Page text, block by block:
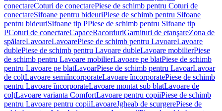
conectareCoturi de conectarePiese de schimb pentru Coturi de
conectareSifoane pentru bideuriPiese de schimb pentru Sifoane
pentru bideuriSifoane tip PPiese de schimb pentru Sifoane tip
PCoturi de conectareCapaceRacorduriGarnituri de etanşareZona de
spălareLavoareLavoarePiese de schimb pentru LavoareLavoare
dublePiese de schimb pentru Lavoare dubleLavoare mobilierPiese
de schimb pentru Lavoare mobilierLavoare pe blatPiese de schimb
pentru Lavoare pe blatLavoarPiese de schimb pentru LavoarLavoar
de colţLavoare semiîncorporateLavoare încorporatePiese de schimb
pentru Lavoare încorporateLavoare montat sub blatLavoare de
colţLavoare varianta ComfortLavoare pentru copiiPiese de schimb
pentru Lavoare pentru copiiLavoareJgheab de scurgerePiese de